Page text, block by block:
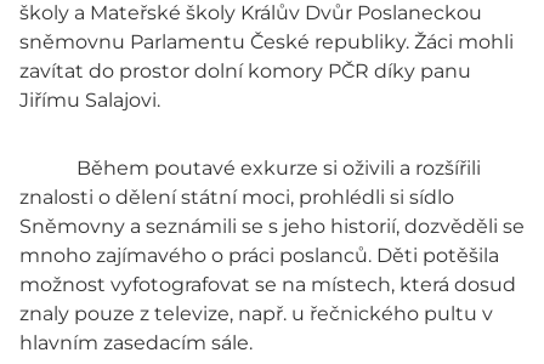
školy a Mateřské školy Králův Dvůr Poslaneckou
sněmovnu Parlamentu České republiky. Žáci mohli
zavítat do prostor dolní komory PČR díky panu
Jiřímu Salajovi.
Během poutavé exkurze si oživili a rozšířili
znalosti o dělení státní moci, prohlédli si sídlo
Sněmovny a seznámili se s jeho historií, dozvěděli se
mnoho zajímavého o práci poslanců. Děti potěšila
možnost vyfotografovat se na místech, která dosud
znaly pouze z televize, např. u řečnického pultu v
hlavním zasedacím sále.